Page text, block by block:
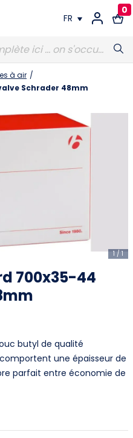
FR
FR
0
à air /
Schrader 48mm
1 / 1
700x35-44
butyl de qualité
une épaisseur de
parfait entre économie de